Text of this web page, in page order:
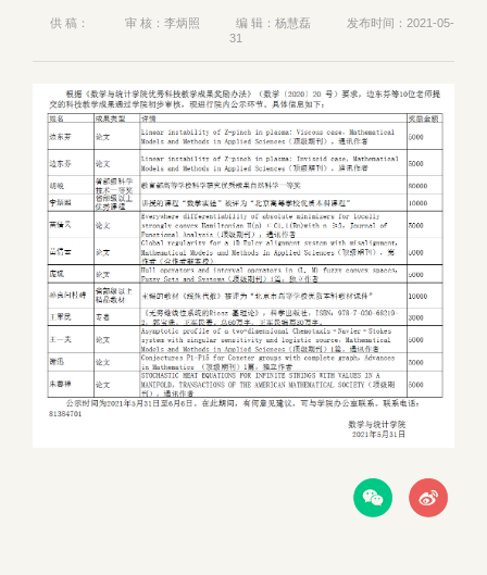
供 稿： 审 核：李炳照 编 辑：杨慧磊
发布时间：2021-05-
31